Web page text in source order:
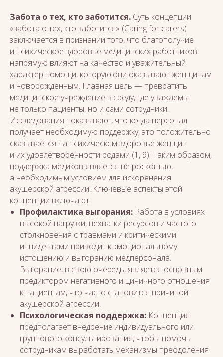
Забота о тех, кто заботится. Суть концепции
«забота о тех, кто заботится» (Caring for carers)
заключается в признании того, что благополучие
и психическое здоровье медицинских работников
напрямую влияют на качество и уважительный
характер помощи, которую они оказывают женщинам
и новорожденным. Главная цель — превратить
медицинское учреждение в среду, где уважаемы
не только пациенты, но и сами сотрудники.
Исследования показывают, что когда персонал
получает необходимую поддержку, это положительно
сказывается на психическом здоровье женщин
и их удовлетворенности родами (1, 9). Таким образом,
поддержка медиков является не роскошью,
а необходимым условием для искоренения
акушерской агрессии. Ключевые аспекты этой
концепции включают:
Профилактика выгорания: Работа в условиях
высокой нагрузки, нехватки ресурсов и частого
столкновения с травмами и критическими
инцидентами приводит к эмоциональному
истощению и выгоранию медперсонала.
Выгорание, в свою очередь, является основным
предиктором негативного и циничного отношения
к пациентам, что часто становится причиной
акушерской агрессии.
Психологическая поддержка: Концепция
предполагает внедрение индивидуального или
группового консультирования, чтобы помочь
сотрудникам выработать механизмы преодоления